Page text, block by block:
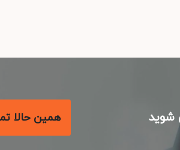
همین حالا